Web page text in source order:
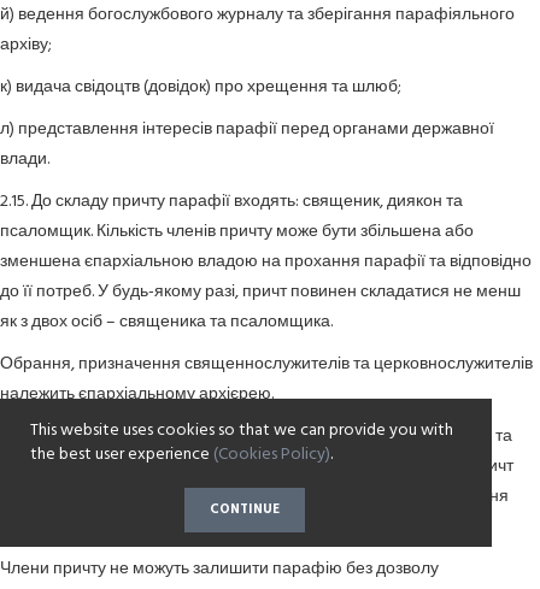
й) ведення богослужбового журналу та зберігання парафіяльного
архіву;
к) видача свідоцтв (довідок) про хрещення та шлюб;
л) представлення інтересів парафії перед органами державної
влади.
2.15. До складу причту парафії входять: священик, диякон та
псаломщик. Кількість членів причту може бути збільшена або
зменшена єпархіальною владою на прохання парафії та відповідно
до її потреб. У будь-якому разі, причт повинен складатися не менш
як з двох осіб – священика та псаломщика.
Обрання, призначення священнослужителів та церковнослужителів
належить єпархіальному архієрею.
Обов’язки членів причту визначаються церковними правилами та
розпорядженнями єпархіального архієрея або настоятеля. Причт
відповідає за духовно-моральний стан парафіян та за виконання
своїх богослужбових і пастирських обов’язків.
Члени причту не можуть залишити парафію без дозволу
This website uses cookies so that we can provide you with
the best user experience (Cookies Policy).
CONTINUE